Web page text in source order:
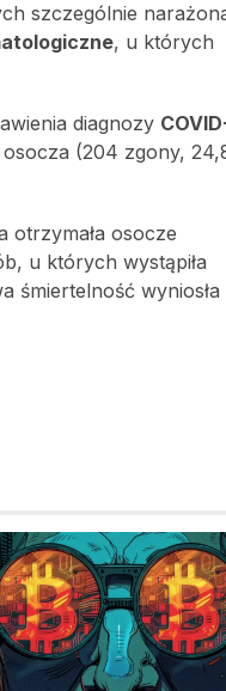
szczególnie
, u których
diagnozy
(204 zgony,
otrzymała osocze
u których wystąpiła
wyniosła